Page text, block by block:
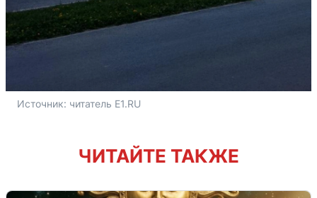
Источник: читатель E1.RU
ЧИТАЙТЕ ТАКЖЕ